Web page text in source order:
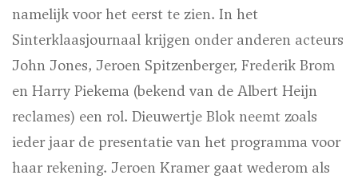
namelijk voor het eerst te zien. In het
Sinterklaasjournaal krijgen onder anderen acteurs
John Jones, Jeroen Spitzenberger, Frederik Brom
en Harry Piekema (bekend van de Albert Heijn
reclames) een rol. Dieuwertje Blok neemt zoals
ieder jaar de presentatie van het programma voor
haar rekening. Jeroen Kramer gaat wederom als